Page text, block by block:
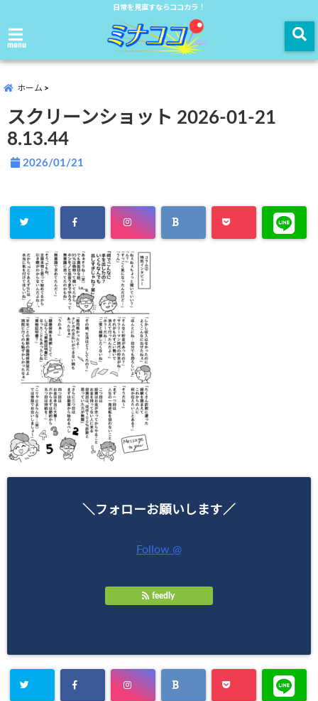
日常を見直すならココカラ！
menu
ホーム
スクリーンショット 2026-01-21
8.13.44
2026/01/21
＼フォローお願いします／
Follow @
feedly